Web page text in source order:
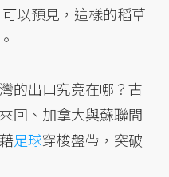
以預見，這樣的稻草
的出口究竟在哪？古
回、加拿大與蘇聯間
足球穿梭盤帶，突破